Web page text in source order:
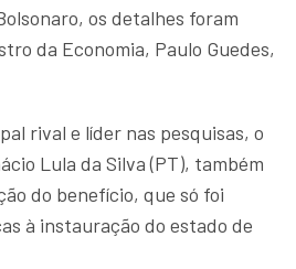
os detalhes foram
da Economia, Paulo Guedes,
rival e líder nas pesquisas, o
Lula da Silva (PT), também
do benefício, que só foi
à instauração do estado de